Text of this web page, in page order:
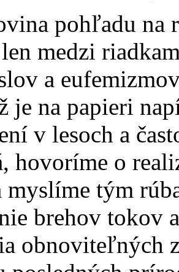
pohľadu na
medzi
a
je na papieri
v lesoch a
hovoríme o
tým
brehov tokov
obnoviteľných